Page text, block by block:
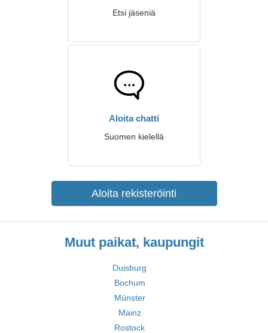
Etsi jäseniä
Aloita chatti
Suomen kielellä
Aloita rekisteröinti
Muut paikat, kaupungit
Duisburg
Bochum
Münster
Mainz
Rostock